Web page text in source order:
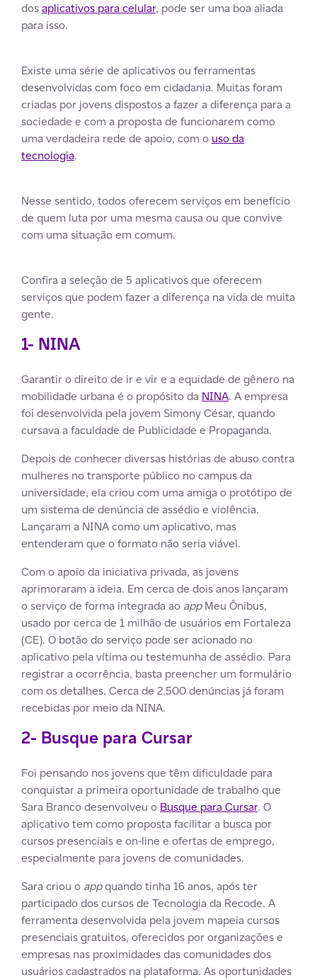
dosaplicativos para celular, pode ser uma boa aliada
para isso.
Existe uma série de aplicativos ou ferramentas
desenvolvidas com foco em cidadania. Muitas foram
criadas por jovens dispostos a fazer a diferença para a
sociedade e com a proposta de funcionarem como
uma verdadeira rede de apoio, com o uso da
tecnologia.
Nesse sentido, todos oferecem serviços em benefício
de quem luta por uma mesma causa ou que convive
com uma situação em comum.
Confira a seleção de 5 aplicativos que oferecem
serviços que podem fazer a diferença na vida de muita
gente.
1- NINA
Garantir o direito de ir e vir e a equidade de gênero na
mobilidade urbana é o propósito da NINA. A empresa
foi desenvolvida pela jovem Simony César, quando
cursava a faculdade de Publicidade e Propaganda.
Depois de conhecer diversas histórias de abuso contra
mulheres no transporte público no campus da
universidade, ela criou com uma amiga o protótipo de
um sistema de denúncia de assédio e violência.
Lançaram a NINA como um aplicativo, mas
entenderam que o formato não seria viável.
Com o apoio da iniciativa privada, as jovens
aprimoraram a ideia. Em cerca de dois anos lançaram
o serviço de forma integrada ao appMeu Ônibus,
usado por cerca de 1 milhão de usuários em Fortaleza
(CE). O botão do serviço pode ser acionado no
aplicativo pela vítima ou testemunha de assédio. Para
registrar a ocorrência, basta preencher um formulário
com os detalhes. Cerca de 2.500 denúncias já foram
recebidas por meio da NINA.
2- Busque para Cursar
Foi pensando nos jovens que têm dificuldade para
conquistar a primeira oportunidade de trabalho que
Sara Branco desenvolveu o Busque para Cursar. O
aplicativo tem como proposta facilitar a busca por
cursos presenciais e on-line e ofertas de emprego,
especialmente para jovens de comunidades.
Sara criou o appquando tinha 16 anos, após ter
participado dos cursos de Tecnologia da Recode. A
ferramenta desenvolvida pela jovem mapeia cursos
presenciais gratuitos, oferecidos por organizações e
empresas nas proximidades das comunidades dos
usuários cadastrados na plataforma. As oportunidades